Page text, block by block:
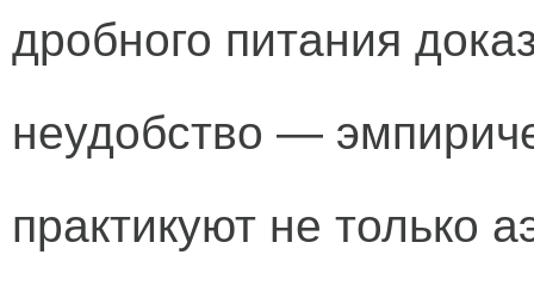
дробного питания
неудобство —
практикуют не только